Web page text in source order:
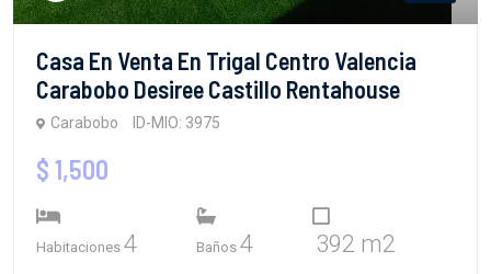
Casa En Venta En Trigal Centro Valencia
Carabobo Desiree Castillo Rentahouse
Carabobo ID-MIO: 3975
$ 1,500
Habitaciones 4 Baños 4 392 m2